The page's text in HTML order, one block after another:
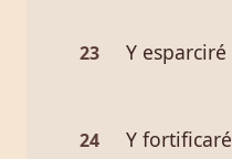
23 Y
24
Y